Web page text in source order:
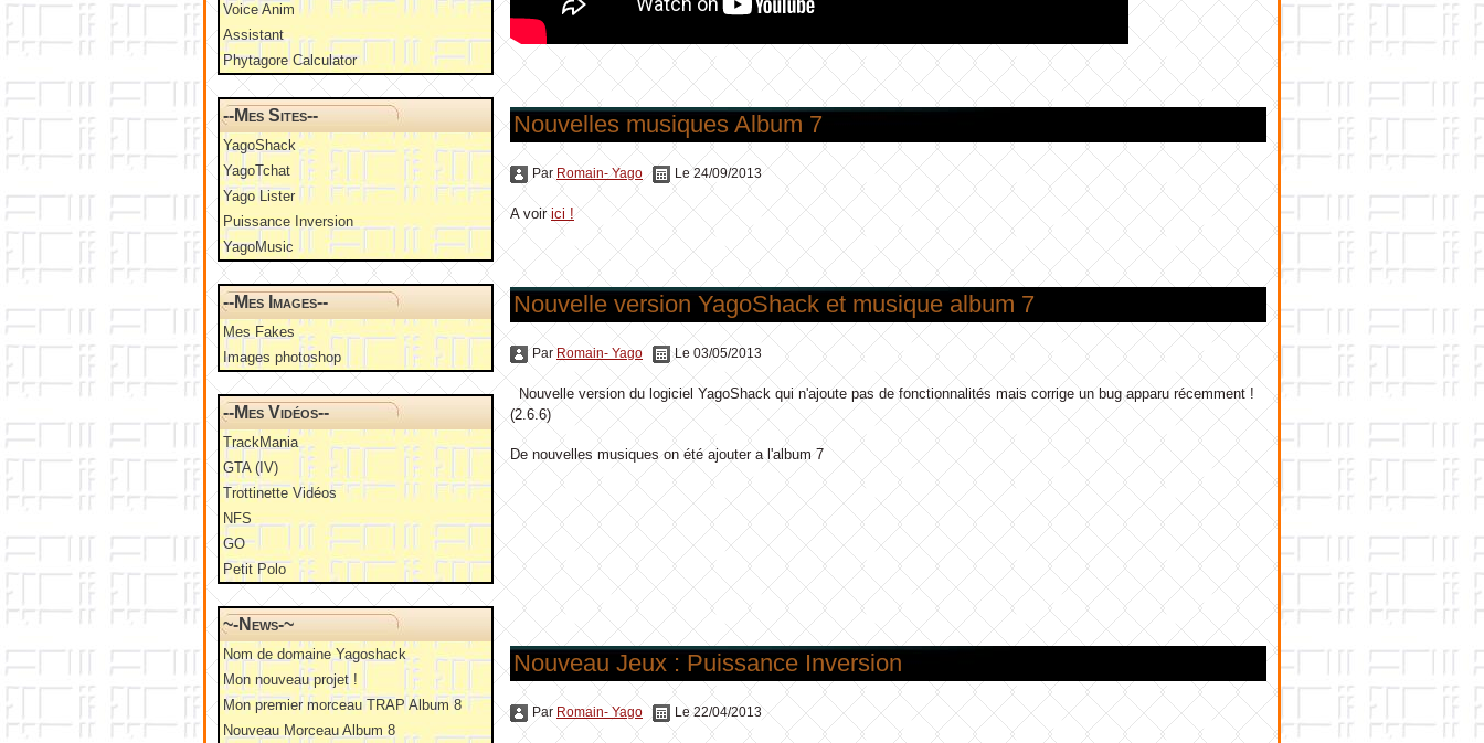
Voice Anim
Assistant
Phytagore Calculator
--Mes Sites--
YagoShack
YagoTchat
Yago Lister
Puissance Inversion
YagoMusic
--Mes Images--
Mes Fakes
Images photoshop
--Mes Vidéos--
TrackMania
GTA (IV)
Trottinette Vidéos
NFS
GO
Petit Polo
~-News-~
Nom de domaine Yagoshack
Mon nouveau projet !
Mon premier morceau TRAP Album 8
Nouveau Morceau Album 8
Nouvelles musiques Album 7
Par Romain- Yago Le 24/09/2013
A voirici !
Nouvelle version YagoShack et musique album 7
ParRomain- Yago Le 03/05/2013
Nouvelle version du logiciel YagoShack qui n'ajoute pas de fonctionnalités mais corrige un bug apparu récemment !
(2.6.6)
De nouvelles musiques on été ajouter a l'album 7
Nouveau Jeux : Puissance Inversion
Par Romain- Yago Le 22/04/2013